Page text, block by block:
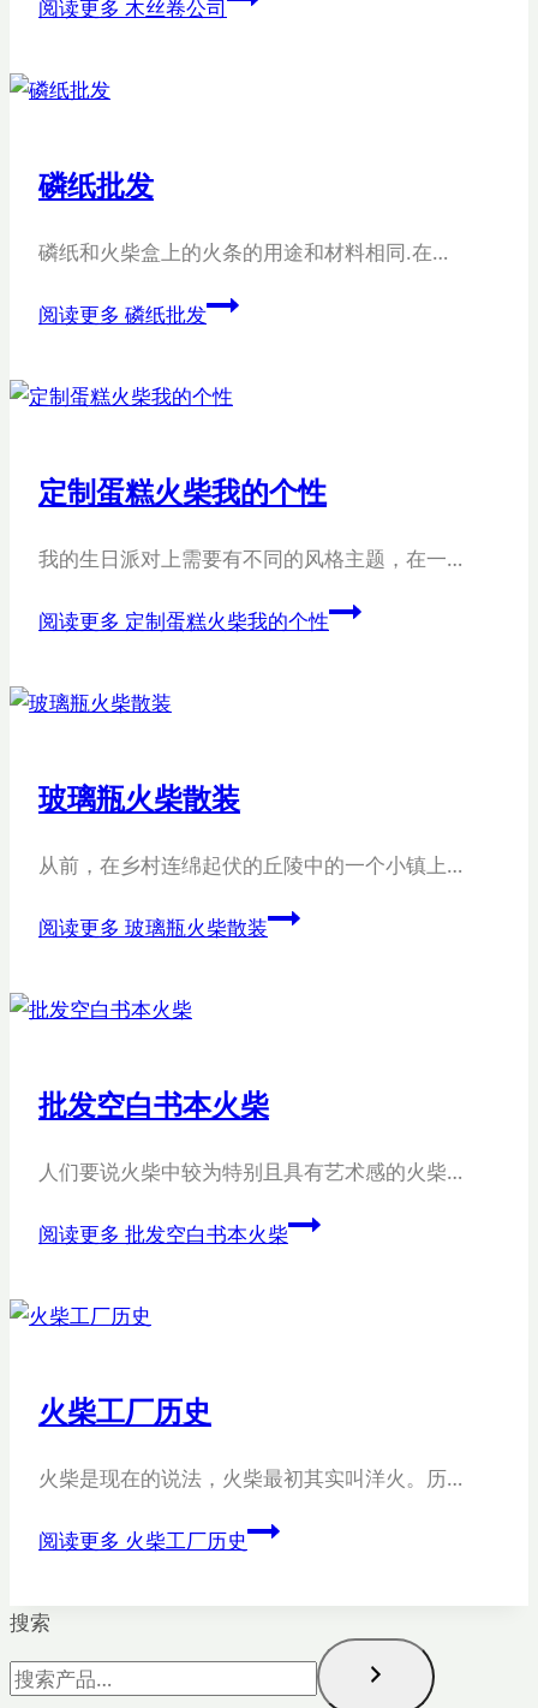
阅读更多 木丝卷公司
磷纸批发
磷纸和火柴盒上的火条的用途和材料相同.在…
阅读更多 磷纸批发
定制蛋糕火柴我的个性
我的生日派对上需要有不同的风格主题，在一…
阅读更多 定制蛋糕火柴我的个性
玻璃瓶火柴散装
从前，在乡村连绵起伏的丘陵中的一个小镇上…
阅读更多 玻璃瓶火柴散装
批发空白书本火柴
人们要说火柴中较为特别且具有艺术感的火柴…
阅读更多 批发空白书本火柴
火柴工厂历史
火柴是现在的说法，火柴最初其实叫洋火。历…
阅读更多 火柴工厂历史
搜索